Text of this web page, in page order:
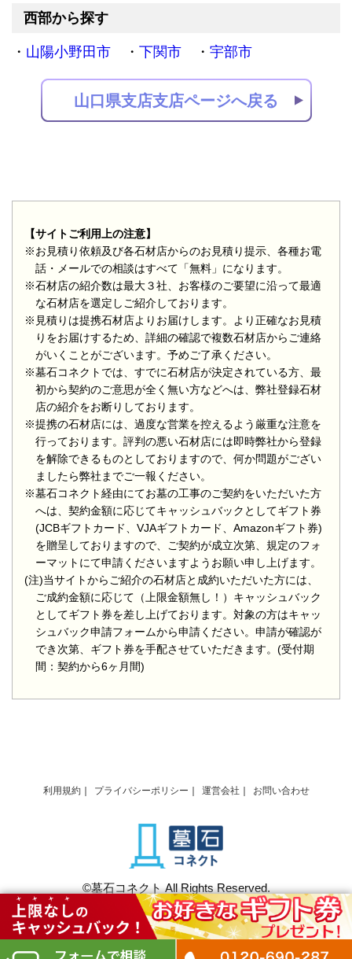
西部から探す
山陽小野田市 下関市 宇部市
山口県支店支店ページへ戻る
【サイトご利用上の注意】
※お見積り依頼及び各石材店からのお見積り提示、各種お電
話・メールでの相談はすべて「無料」になります。
※石材店の紹介数は最大３社、お客様のご要望に沿って最適
な石材店を選定しご紹介しております。
※見積りは提携石材店よりお届けします。より正確なお見積
りをお届けするため、詳細の確認で複数石材店からご連絡
がいくことがございます。予めご了承ください。
※墓石コネクトでは、すでに石材店が決定されている方、最
初から契約のご意思が全く無い方などへは、弊社登録石材
店の紹介をお断りしております。
※提携の石材店には、過度な営業を控えるよう厳重な注意を
行っております。評判の悪い石材店には即時弊社から登録
を解除できるものとしておりますので、何か問題がござい
ましたら弊社までご一報ください。
※墓石コネクト経由にてお墓の工事のご契約をいただいた方
へは、契約金額に応じてキャッシュバックとしてギフト券
(JCBギフトカード、VJAギフトカード、Amazonギフト券)
を贈呈しておりますので、ご契約が成立次第、規定のフォ
ーマットにて申請くださいますようお願い申し上げます。
(注)当サイトからご紹介の石材店と成約いただいた方には、
ご成約金額に応じて（上限金額無し！）キャッシュバック
としてギフト券を差し上げております。対象の方はキャッ
シュバック申請フォームから申請ください。申請が確認が
でき次第、ギフト券を手配させていただきます。(受付期
間：契約から6ヶ月間)
利用規約 プライバシーポリシー 運営会社 お問い合わせ
©墓石コネクト All Rights Reserved.